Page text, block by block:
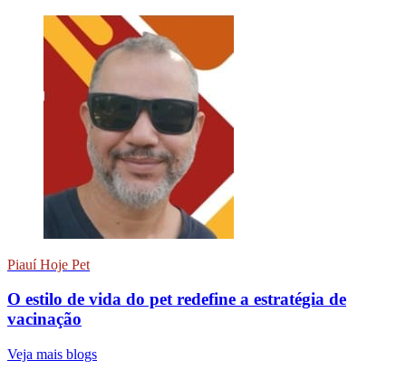
Piauí Hoje Pet
O estilo de vida do pet redefine a estratégia de
vacinação
Veja mais blogs